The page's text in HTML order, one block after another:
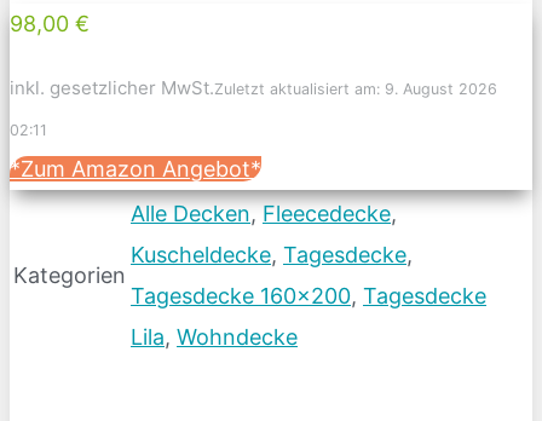
98,00 €
inkl. gesetzlicher MwSt.Zuletzt aktualisiert am: 9. August 2026
02:11
*Zum Amazon Angebot*
Kategorien
Alle Decken, Fleecedecke,
Kuscheldecke, Tagesdecke,
Tagesdecke 160x200, Tagesdecke
Lila, Wohndecke